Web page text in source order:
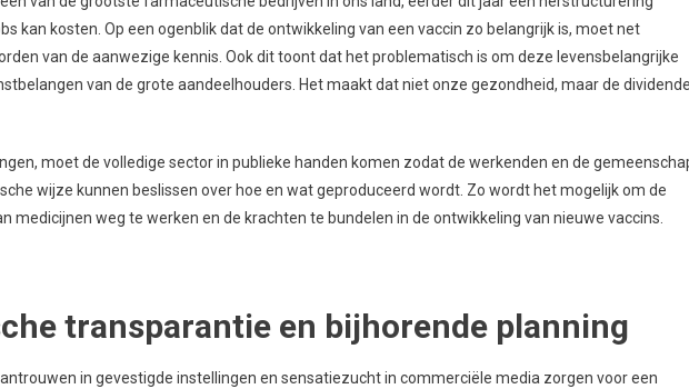
kan kosten. Op een ogenblik dat de ontwikkeling van een vaccin zo belangrijk is, moet net
van de aanwezige kennis. Ook dit toont dat het problematisch is om deze levensbelangrijke
van de grote aandeelhouders. Het maakt dat niet onze gezondheid, maar de
moet de volledige sector in publieke handen komen zodat de werkenden en de
wijze kunnen beslissen over hoe en wat geproduceerd wordt. Zo wordt het mogelijk om de
medicijnen weg te werken en de krachten te bundelen in de ontwikkeling van nieuwe vaccins.
transparantie en bijhorende planning
in gevestigde instellingen en sensatiezucht in commerciële media zorgen voor een